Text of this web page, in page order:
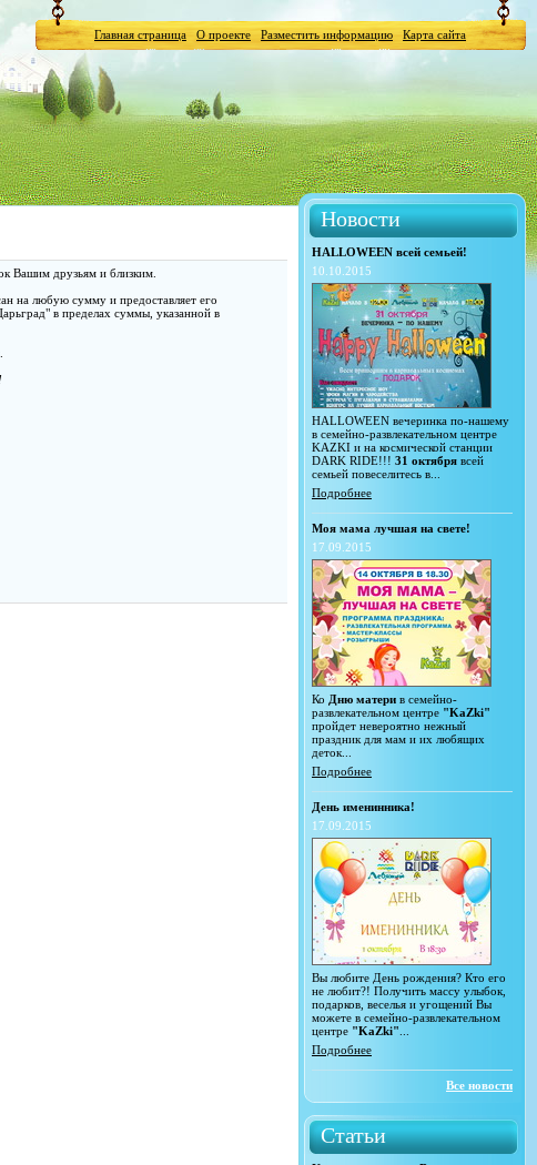
Главная страница О проекте Разместить информацию Карта сайта
Вашим друзьям и близким.
на любую сумму и предоставляет его
в пределах суммы, указанной в
Новости
HALLOWEEN всей семьей!
10.10.2015
HALLOWEEN вечеринка по-нашему
в семейно-развлекательном центре
KAZKI и на космической станции
DARK RIDE!!! 31 октября всей
семьей повеселитесь в...
Подробнее
Моя мама лучшая на свете!
17.09.2015
Ко Дню матери в семейно-
развлекательном центре "KaZki"
пройдет невероятно нежный
праздник для мам и их любящих
деток...
Подробнее
День именинника!
17.09.2015
Вы любите День рождения? Кто его
не любит?! Получить массу улыбок,
подарков, веселья и угощений Вы
можете в семейно-развлекательном
центре "KaZki"
Подробнее
Все новости
Статьи